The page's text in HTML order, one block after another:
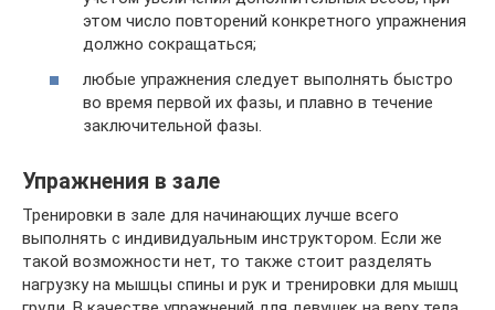
этом число повторений конкретного упражнения
должно сокращаться;
любые упражнения следует выполнять быстро
во время первой их фазы, и плавно в течение
заключительной фазы.
Упражнения в зале
Тренировки в зале для начинающих лучше всего
выполнять с индивидуальным инструктором. Если же
такой возможности нет, то также стоит разделять
нагрузку на мышцы спины и рук и тренировки для мышц